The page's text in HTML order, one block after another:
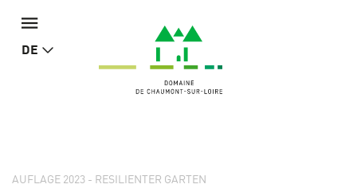
DE
AUFLAGE 2023 - RESILIENTER GARTEN